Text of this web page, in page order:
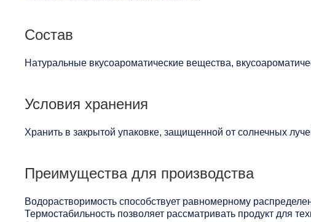
Состав
Натуральные вкусоароматические вещества,
Условия хранения
Хранить в закрытой упаковке, защищенной от солнечных
Преимущества для производства
Водорастворимость способствует равномерному
Термостабильность позволяет рассматривать продукт для